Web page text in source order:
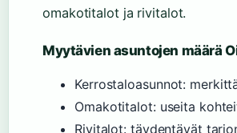
omakotitalot ja rivitalot.
Myytävien asuntojen määrä
Kerrostaloasunnot:
Omakotitalot: useita
Rivitalot: täydentävät